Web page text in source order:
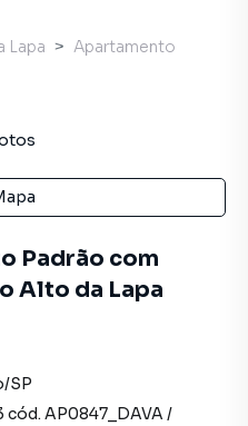
Lapa
Apartamento
Padrão com
Alto da Lapa
/SP
cód. AP0847_DAVA /